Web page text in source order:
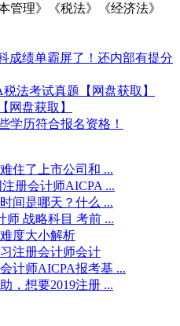
理》《税法》《经济法》
成绩单霸屏了！还内部有提分
法考试真题【网盘获取】
网盘获取】
学历符合报名资格！
住了上市公司和 ...
册会计师AICPA ...
间是哪天？什么 ...
师 战略科目 考前 ...
度大小解析
注册会计师会计
计师AICPA报考基 ...
，想要2019注册 ...